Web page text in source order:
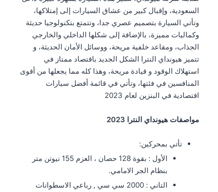
السعودية، وإقبال كبير من عشاق السيارات إلى إمتلاكها،
وتأتي السيارة بتصميم عصري جدا، وتتمتع بتكنولوجيا حديثة
وكماليات مميزة، بالإضافة إلى شكلها الداخلي والخارجي
الجذاب، ومقاعد خلفية مريحة، ووسائل الأمان الحديثة، و
تتميز هيونداي النترا الشكل الجديد باقتصاد ممتاز في
استهلاك الوقود و قيادة مريحة، وهذا كله مما يجعلها من أقوى
المنافسين في فئتها، وتأتي في قائمة أفضل سيارات
اقتصادية في البنزين لعام 2023
مواصفات هيونداي النترا 2023
تأتي بمحركين:
الأول : بقوة 128 حصان ، العزم 155 نيوتن متر
بنظام الجر الامامي.
التاني : 2000 سي سي , رباعي الاسطوانات